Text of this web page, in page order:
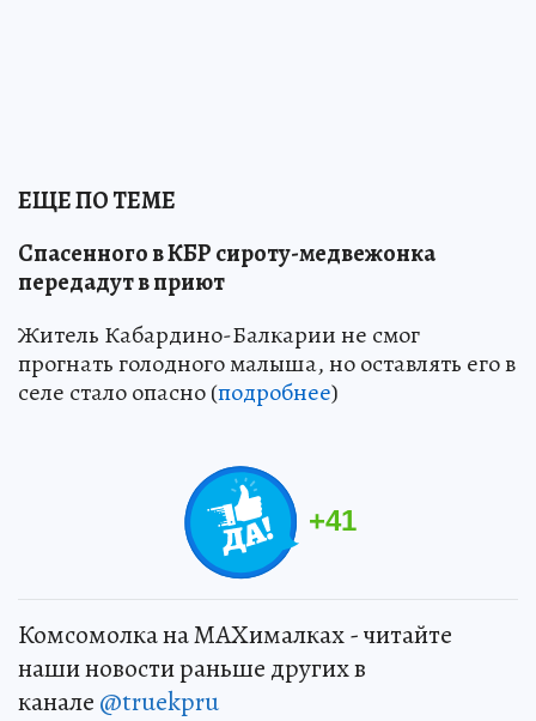
ЕЩЕ ПО ТЕМЕ
Спасенного в КБР сироту-медвежонка
передадут в приют
Житель Кабардино-Балкарии не смог
прогнать голодного малыша, но оставлять его в
селе стало опасно (подробнее)
+41
Комсомолка на MAXималках - читайте
наши новости раньше других в
канале @truekpru